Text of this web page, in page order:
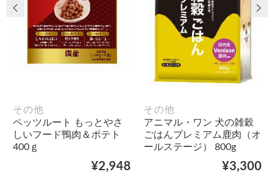
その他
ペッツルート もっとやさ
しいフード鴨肉＆ポテト
400ｇ
¥2,948
その他
アニマル・ワン 犬の雑穀
ごはんプレミアム鹿肉（オ
ールステージ） 800g
¥3,300
前の画像 次